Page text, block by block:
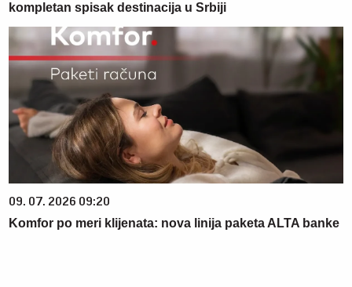
kompletan spisak destinacija u Srbiji
09. 07. 2026 09:20
Komfor po meri klijenata: nova linija paketa ALTA banke